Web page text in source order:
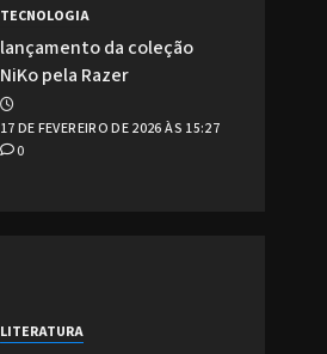
TECNOLOGIA
lançamento da coleção
NiKo pela Razer
17 DE FEVEREIRO DE 2026 ÀS 15:27
0
LITERATURA